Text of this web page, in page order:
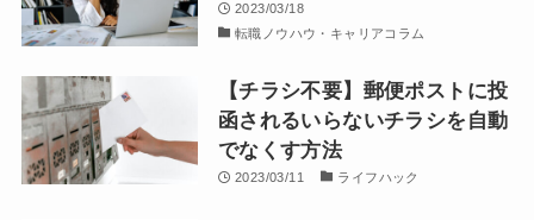
2023/03/18
転職ノウハウ・キャリアコラム
【チラシ不要】郵便ポストに投
函されるいらないチラシを自動
でなくす方法
2023/03/11 ライフハック